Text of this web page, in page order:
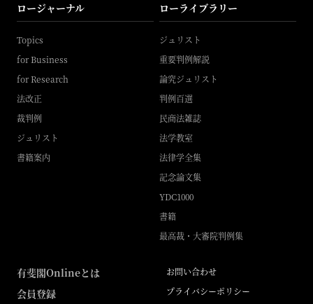
ロージャーナル
Topics
for Business
for Research
法改正
裁判例
ジュリスト
書籍案内
ローライブラリー
ジュリスト
重要判例解説
論究ジュリスト
判例百選
民商法雑誌
法学教室
法律学全集
記念論文集
YDC1000
書籍
最高裁・大審院判例集
有斐閣Onlineとは
会員登録
お問い合わせ
プライバシーポリシー